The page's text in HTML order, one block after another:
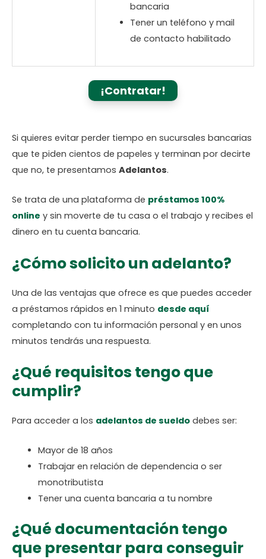
bancaria
Tener un teléfono y mail
de contacto habilitado
¡Contratar!
Si quieres evitar perder tiempo en sucursales bancarias
que te piden cientos de papeles y terminan por decirte
que no, te presentamos Adelantos.
Se trata de una plataforma de préstamos 100%
online y sin moverte de tu casa o el trabajo y recibes el
dinero en tu cuenta bancaria.
¿Cómo solicito un adelanto?
Una de las ventajas que ofrece es que puedes acceder
a préstamos rápidos en 1 minuto desde aquí
completando con tu información personal y en unos
minutos tendrás una respuesta.
¿Qué requisitos tengo que
cumplir?
Para acceder a los adelantos de sueldo debes ser:
Mayor de 18 años
Trabajar en relación de dependencia o ser
monotributista
Tener una cuenta bancaria a tu nombre
¿Qué documentación tengo
que presentar para conseguir